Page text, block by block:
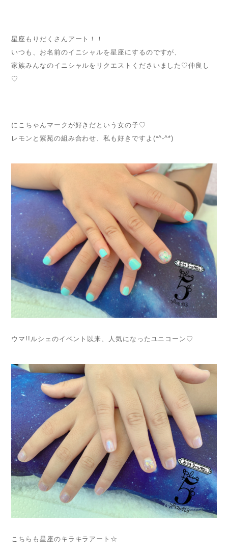
星座もりだくさんアート！！
いつも、お名前のイニシャルを星座にするのですが、
家族みんなのイニシャルをリクエストくださいました♡仲良し
♡
にこちゃんマークが好きだという女の子♡
レモンと紫苑の組み合わせ、私も好きですよ(*^-^*)
ウマ!!ルシェのイベント以来、人気になったユニコーン♡
こちらも星座のキラキラアート☆